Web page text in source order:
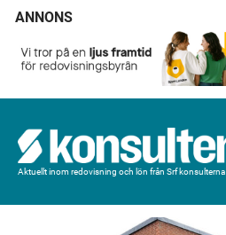
ANNONS
Aktuellt inom redovisning och lön från Srf konsulterna